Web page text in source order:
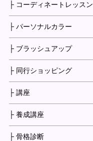
├ コーディネートレッスン
├ パーソナルカラー
├ ブラッシュアップ
├ 同行ショッピング
├ 講座
├ 養成講座
├ 骨格診断